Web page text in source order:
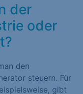
der
oder
den
steuern. Für
gibt